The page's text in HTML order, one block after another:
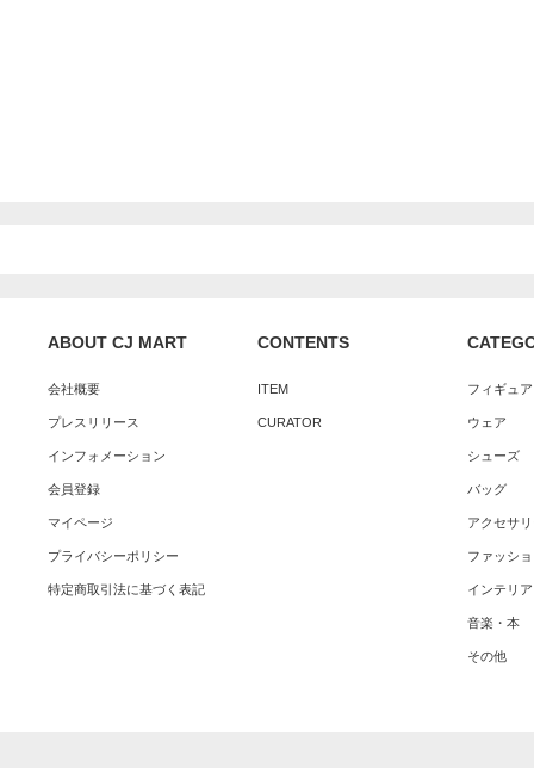
ABOUT CJ MART
会社概要
プレスリリース
インフォメーション
会員登録
マイページ
プライバシーポリシー
特定商取引法に基づく表記
CONTENTS
ITEM
CURATOR
フィギュ
ウェア
シューズ
バッグ
アクセサ
ファッシ
インテリア
音楽・本
その他